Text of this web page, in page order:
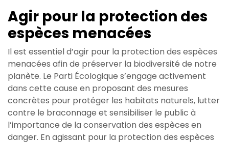
Agir pour la protection des
espèces menacées
Il est essentiel d’agir pour la protection des espèces
menacées afin de préserver la biodiversité de notre
planète. Le Parti Écologique s’engage activement
dans cette cause en proposant des mesures
concrètes pour protéger les habitats naturels, lutter
contre le braconnage et sensibiliser le public à
l’importance de la conservation des espèces en
danger. En agissant pour la protection des espèces